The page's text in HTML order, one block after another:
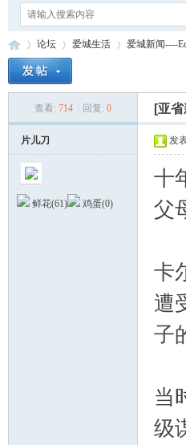
论坛 爱城生活
›
爱城新闻----
查看: 714 回复: 0 [亚
片儿刀
鲜花(61) 鸡蛋(0)
发
十
父
卡
遭
子
当
级